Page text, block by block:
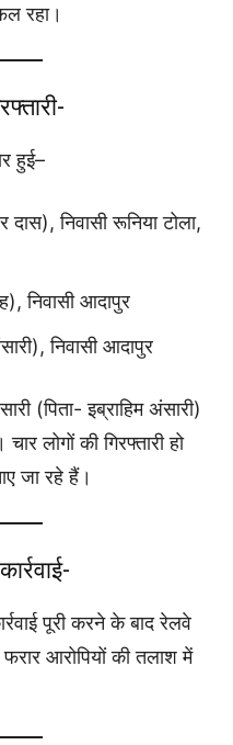
रहा।
हुई–
दास), निवासी रूनिया टोला,
निवासी आदापुर
निवासी आदापुर
(पिता- इब्राहिम अंसारी)
लोगों की गिरफ्तारी हो
जा रहे हैं।
पूरी करने के बाद रेलवे
आरोपियों की तलाश में